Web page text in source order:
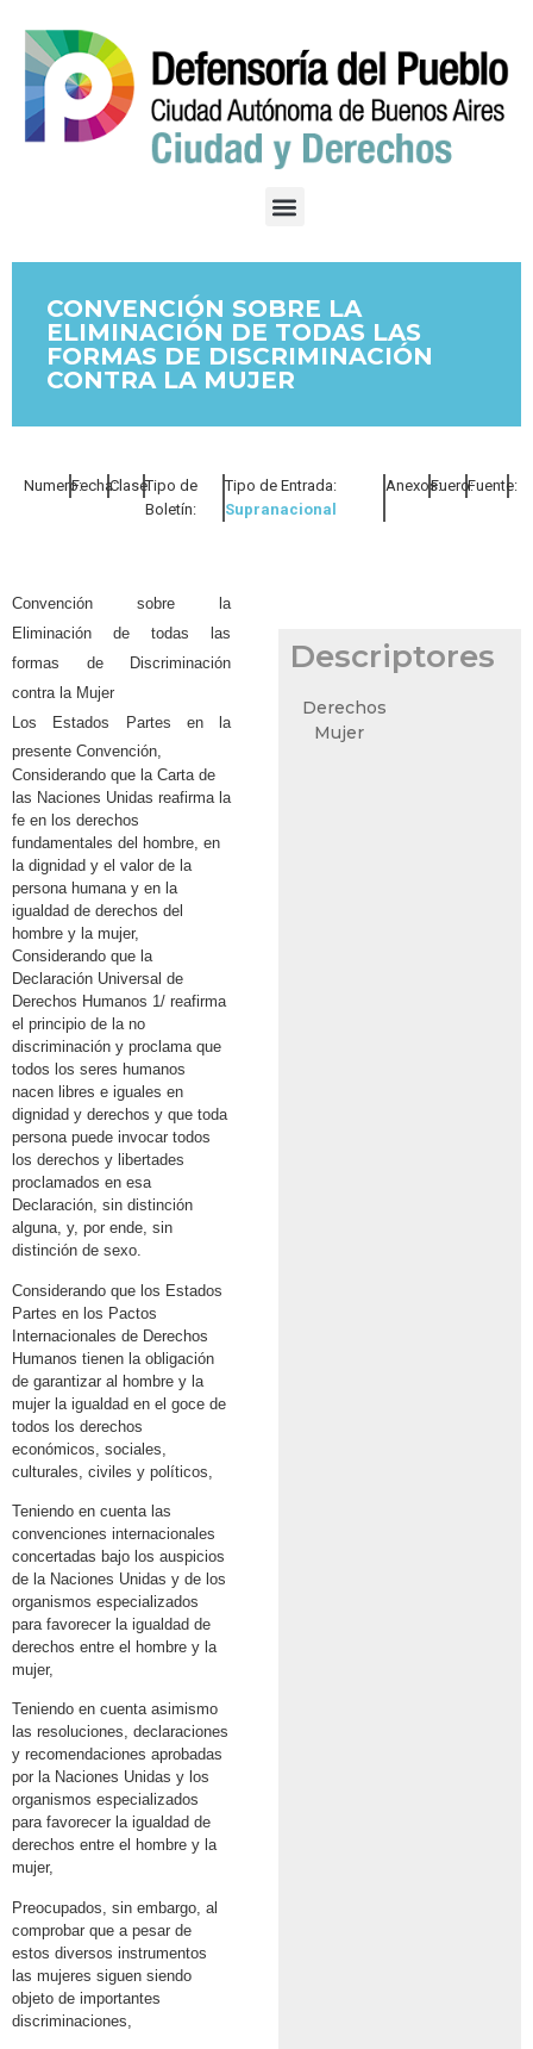
CONVENCIÓN SOBRE LA
ELIMINACIÓN DE TODAS LAS
FORMAS DE DISCRIMINACIÓN
CONTRA LA MUJER
Numero:Fecha:Clase:Tipo de
Boletín:
Tipo de Entrada:
Supranacional
Anexos:Fuero:Fuente:
Convención sobre la
Eliminación de todas las
formas de Discriminación
contra la Mujer
Los Estados Partes en la
presente Convención,
Considerando que la Carta de
las Naciones Unidas reafirma la
fe en los derechos
fundamentales del hombre, en
la dignidad y el valor de la
persona humana y en la
igualdad de derechos del
hombre y la mujer,
Considerando que la
Declaración Universal de
Derechos Humanos 1/ reafirma
el principio de la no
discriminación y proclama que
todos los seres humanos
nacen libres e iguales en
dignidad y derechos y que toda
persona puede invocar todos
los derechos y libertades
proclamados en esa
Declaración, sin distinción
alguna, y, por ende, sin
distinción de sexo.
Considerando que los Estados
Partes en los Pactos
Internacionales de Derechos
Humanos tienen la obligación
de garantizar al hombre y la
mujer la igualdad en el goce de
todos los derechos
económicos, sociales,
culturales, civiles y políticos,
Teniendo en cuenta las
convenciones internacionales
concertadas bajo los auspicios
de la Naciones Unidas y de los
organismos especializados
para favorecer la igualdad de
derechos entre el hombre y la
mujer,
Teniendo en cuenta asimismo
las resoluciones, declaraciones
y recomendaciones aprobadas
por la Naciones Unidas y los
organismos especializados
para favorecer la igualdad de
derechos entre el hombre y la
mujer,
Preocupados, sin embargo, al
comprobar que a pesar de
estos diversos instrumentos
las mujeres siguen siendo
objeto de importantes
discriminaciones,
Descriptores
Derechos
Mujer